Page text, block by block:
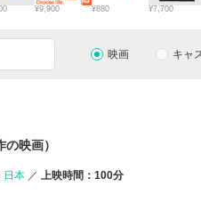
¥9,900 ¥880 ¥7,700
映画 キャ
の映画）
日本
上映時間：100分